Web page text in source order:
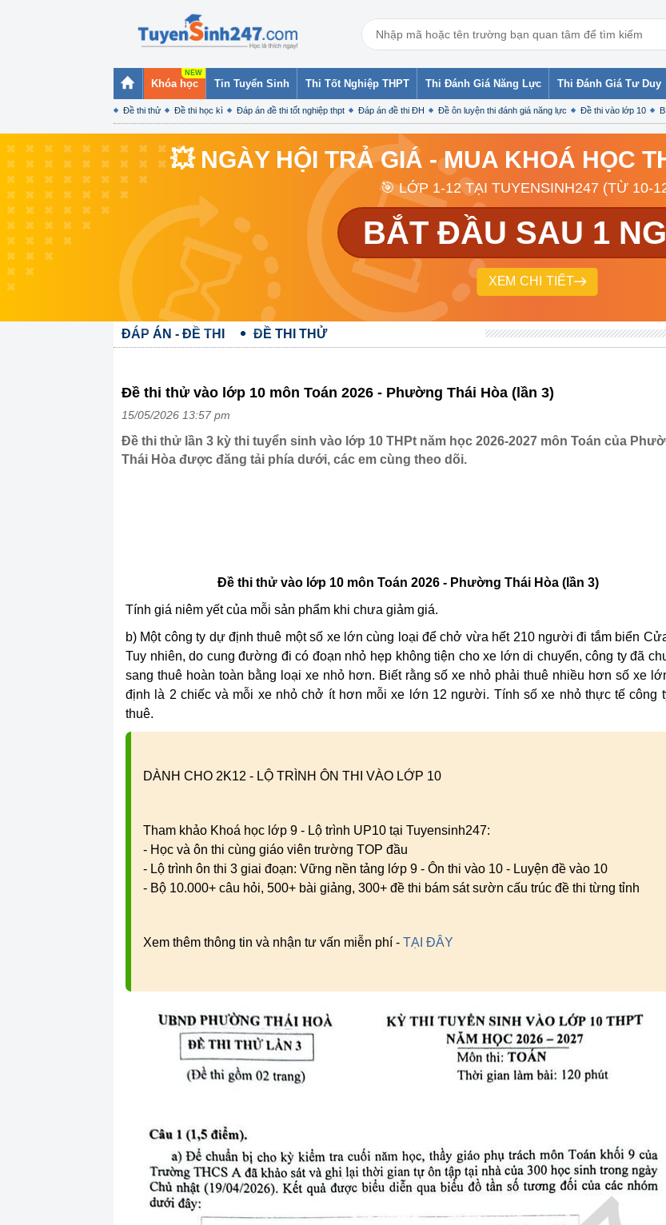
Khóa học Tin Tuyển Sinh Thi Tốt Nghiệp THPT Thi Đánh Giá Năng Lực Thi Đánh Giá Tư Duy
Đề thi thử Đề thi học kì Đáp án đề thi tốt nghiệp thpt Đáp án đề thi ĐH Đề ôn luyện thi đánh giá năng lực Đề thi vào lớp 10
💥 NGÀY HỘI TRẢ GIÁ - MUA KHOÁ HỌC
🎯 LỚP 1-12 TẠI TUYENSINH247 (TỪ 10-
BẮT ĐẦU SAU 1
XEM CHI TIẾT
ĐÁP ÁN - ĐỀ THI ĐỀ THI THỬ
Đề thi thử vào lớp 10 môn Toán 2026 - Phường Thái Hòa (lần 3)
15/05/2026 13:57 pm
Đề thi thử lần 3 kỳ thi tuyển sinh vào lớp 10 THPt năm học 2026-2027 môn Toán của
Thái Hòa được đăng tải phía dưới, các em cùng theo dõi.
Đề thi thử vào lớp 10 môn Toán 2026 - Phường Thái Hòa (lần 3)
Tính giá niêm yết của mỗi sản phẩm khi chưa giảm giá.
b) Một công ty dự định thuê một số xe lớn cùng loại để chở vừa hết 210 người đi tắm biển
Tuy nhiên, do cung đường đi có đoạn nhỏ hẹp không tiện cho xe lớn di chuyển, công ty đã
sang thuê hoàn toàn bằng loại xe nhỏ hơn. Biết rằng số xe nhỏ phải thuê nhiều hơn số xe
định là 2 chiếc và mỗi xe nhỏ chở ít hơn mỗi xe lớn 12 người. Tính số xe nhỏ thực tế công
thuê.
DÀNH CHO 2K12 - LỘ TRÌNH ÔN THI VÀO LỚP 10
Tham khảo Khoá học lớp 9 - Lộ trình UP10 tại Tuyensinh247:
- Học và ôn thi cùng giáo viên trường TOP đầu
- Lộ trình ôn thi 3 giai đoạn: Vững nền tảng lớp 9 - Ôn thi vào 10 - Luyện đề vào 10
- Bộ 10.000+ câu hỏi, 500+ bài giảng, 300+ đề thi bám sát sườn cấu trúc đề thi từng tỉnh
Xem thêm thông tin và nhận tư vấn miễn phí - TẠI ĐÂY